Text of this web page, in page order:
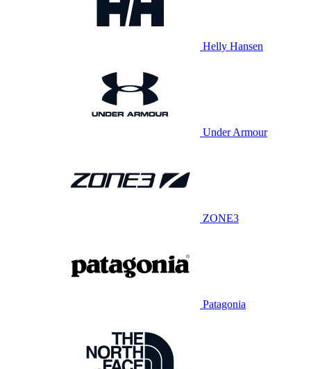
Helly Hansen
Under Armour
ZONE3
Patagonia